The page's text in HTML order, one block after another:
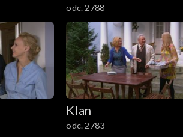
odc. 2788
Klan
odc. 2783